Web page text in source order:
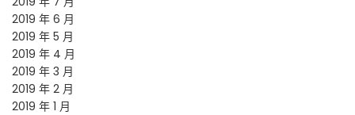
2019 年 6 月
2019 年 5 月
2019 年 4 月
2019 年 3 月
2019 年 2 月
2019 年 1 月